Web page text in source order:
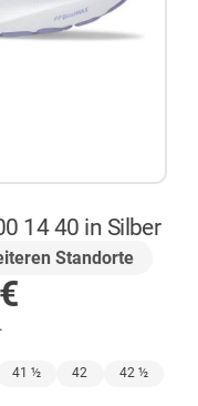
14 40 in Silber
Standorte
€
41 ½ 42
42 ½